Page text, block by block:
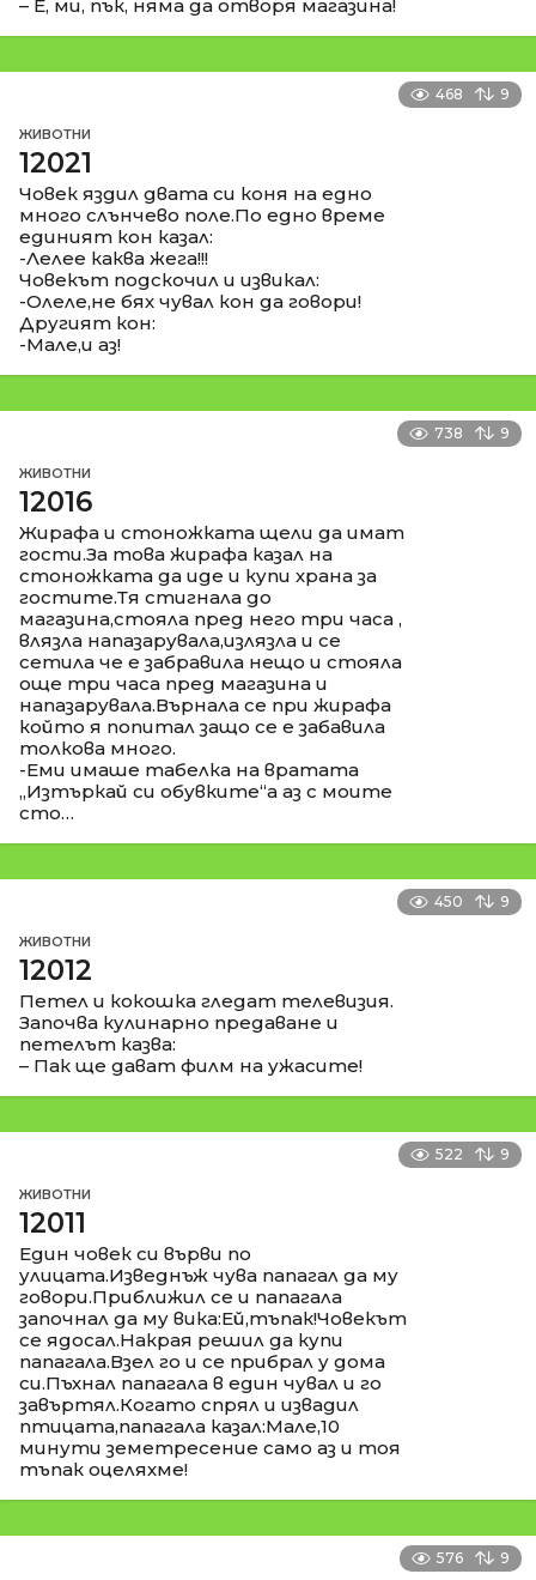
– Е, ми, пък, няма да отворя магазина!
468 9
ЖИВОТНИ
12021
Човек яздил двата си коня на едно
много слънчево поле.По едно време
единият кон казал:
-Лелее каква жега!!!
Човекът подскочил и извикал:
-Олеле,не бях чувал кон да говори!
Другият кон:
-Мале,и аз!
738 9
ЖИВОТНИ
12016
Жирафа и стоножката щели да имат
гости.За това жирафа казал на
стоножката да иде и купи храна за
гостите.Тя стигнала до
магазина,стояла пред него три часа ,
влязла напазарувала,излязла и се
сетила че е забравила нещо и стояла
още три часа пред магазина и
напазарувала.Върнала се при жирафа
който я попитал защо се е забавила
толкова много.
-Еми имаше табелка на вратата
„Изтъркай си обувките“а аз с моите
сто…
450 9
ЖИВОТНИ
12012
Петел и кокошка гледат телевизия.
Започва кулинарно предаване и
петелът казва:
– Пак ще дават филм на ужасите!
522 9
ЖИВОТНИ
12011
Един човек си върви по
улицата.Изведнъж чува папагал да му
говори.Приближил се и папагала
започнал да му вика:Ей,тъпак!Човекът
се ядосал.Накрая решил да купи
папагала.Взел го и се прибрал у дома
си.Пъхнал папагала в един чувал и го
завъртял.Когато спрял и извадил
птицата,папагала казал:Мале,10
минути земетресение само аз и тоя
тъпак оцеляхме!
576 9